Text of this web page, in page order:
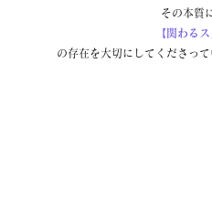
その本質
【関わるス
の存在を大切にしてくださっ